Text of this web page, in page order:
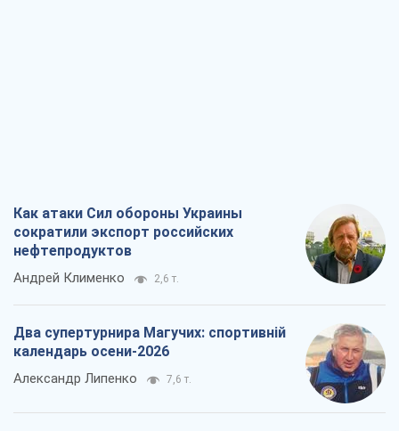
Как атаки Сил обороны Украины
сократили экспорт российских
нефтепродуктов
Андрей Клименко 2,6 т.
Два супертурнира Магучих: спортивній
календарь осени-2026
Александр Липенко 7,6 т.